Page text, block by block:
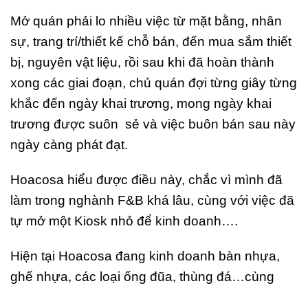
Mở quán phải lo nhiều việc từ mặt bằng, nhân
sự, trang trí/thiết kế chỗ bán, đến mua sắm thiết
bị, nguyên vật liệu, rồi sau khi đã hoàn thành
xong các giai đoạn, chủ quán đợi từng giây từng
khắc đến ngày khai trương, mong ngày khai
trương được suôn sẻ và việc buôn bán sau này
ngày càng phát đạt.
Hoacosa hiểu được điều này, chắc vì mình đã
làm trong nghành F&B khá lâu, cùng với việc đã
tự mở một Kiosk nhỏ để kinh doanh….
Hiện tại Hoacosa đang kinh doanh bàn nhựa,
ghế nhựa, các loại ống đũa, thùng đá…cùng